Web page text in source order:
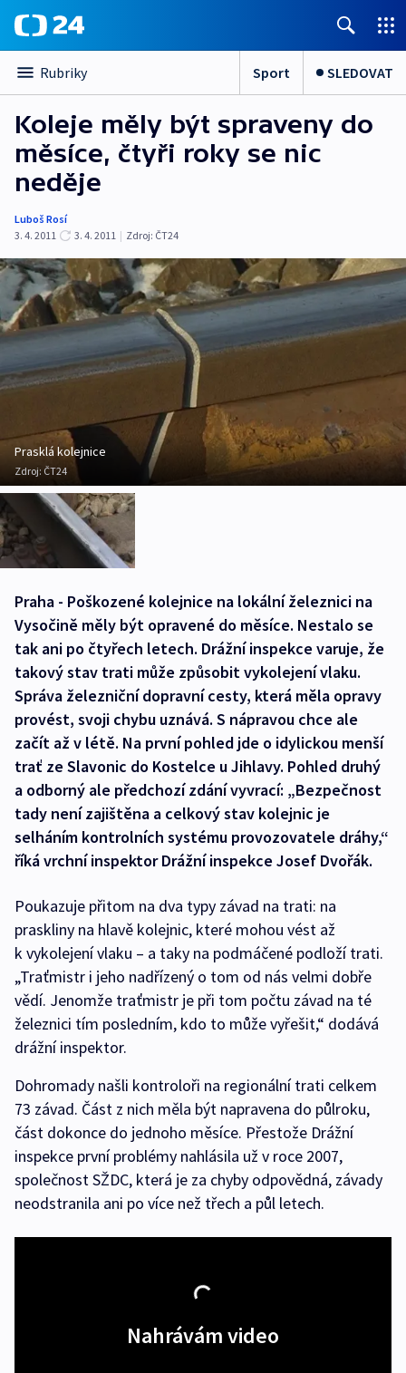
Rubriky Sport SLEDOVAT
Koleje měly být spraveny do
měsíce, čtyři roky se nic
neděje
Luboš Rosí
3. 4. 2011
3. 4. 2011 | Zdroj: ČT24
Prasklá kolejnice
Zdroj: ČT24
Praha - Poškozené kolejnice na lokální železnici na
Vysočině měly být opravené do měsíce. Nestalo se
tak ani po čtyřech letech. Drážní inspekce varuje, že
takový stav trati může způsobit vykolejení vlaku.
Správa železniční dopravní cesty, která měla opravy
provést, svoji chybu uznává. S nápravou chce ale
začít až v létě. Na první pohled jde o idylickou menší
trať ze Slavonic do Kostelce u Jihlavy. Pohled druhý
a odborný ale předchozí zdání vyvrací: „Bezpečnost
tady není zajištěna a celkový stav kolejnic je
selháním kontrolních systému provozovatele dráhy,“
říká vrchní inspektor Drážní inspekce Josef Dvořák.
Poukazuje přitom na dva typy závad na trati: na
praskliny na hlavě kolejnic, které mohou vést až
k vykolejení vlaku – a taky na podmáčené podloží trati.
„Traťmistr i jeho nadřízený o tom od nás velmi dobře
vědí. Jenomže traťmistr je při tom počtu závad na té
železnici tím posledním, kdo to může vyřešit,“ dodává
drážní inspektor.
Dohromady našli kontroloři na regionální trati celkem
73 závad. Část z nich měla být napravena do půlroku,
část dokonce do jednoho měsíce. Přestože Drážní
inspekce první problémy nahlásila už v roce 2007,
společnost SŽDC, která je za chyby odpovědná, závady
neodstranila ani po více než třech a půl letech.
Nahrávám video